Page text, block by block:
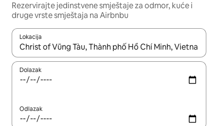
Rezervirajte jedinstvene smještaje za odmor, kuće i
druge vrste smještaja na Airbnbu
Lokacija
Kada budu dostupni rezultati, moći ćete ih pregledati
Dolazak
Odlazak